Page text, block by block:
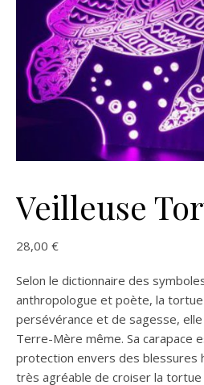
Veilleuse
28,00 €
Selon le dictionnaire des
anthropologue et poète, la
persévérance et de sagesse,
Terre-Mère même. Sa carapace
protection envers des blessures
très agréable de croiser la tortue